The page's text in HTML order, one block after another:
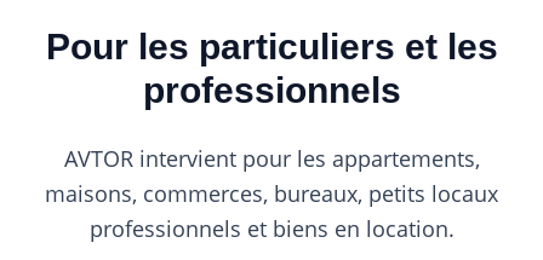
Pour les particuliers et les
professionnels
AVTOR intervient pour les appartements,
maisons, commerces, bureaux, petits locaux
professionnels et biens en location.